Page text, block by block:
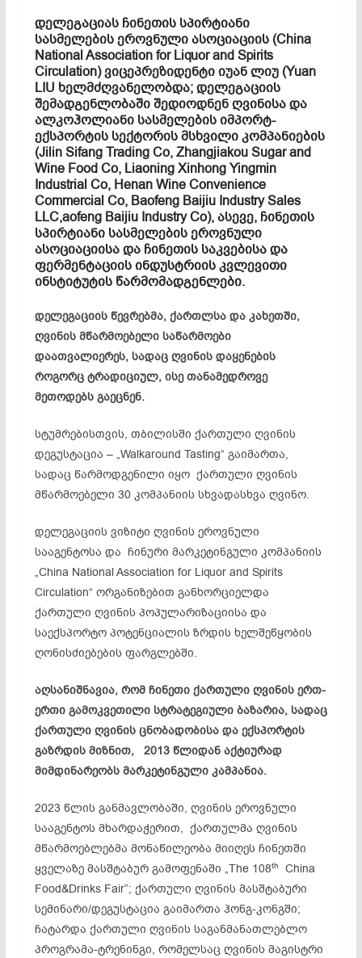
დელეგაციას ჩინეთის სპირტიანი
სასმელების ეროვნული ასოციაციის (China
National Association for Liquor and Spirits
Circulation) ვიცეპრეზიდენტი იუან ლიუ (Yuan
LIU ხელმძღვანელობდა; დელეგაციის
შემადგენლობაში შედიოდნენ ღვინისა და
ალკოჰოლიანი სასმელების იმპორტ-
ექსპორტის სექტორის მსხვილი კომპანიების
(Jilin Sifang Trading Co, Zhangjiakou Sugar and
Wine Food Co, Liaoning Xinhong Yingmin
Industrial Co, Henan Wine Convenience
Commercial Co, Baofeng Baijiu Industry Sales
LLC,aofeng Baijiu Industry Co), ასევე, ჩინეთის
სპირტიანი სასმელების ეროვნული
ასოციაციისა და ჩინეთის საკვებისა და
ფერმენტაციის ინდუსტრიის კვლევითი
ინსტიტუტის წარმომადგენლები.
დელეგაციის წევრებმა, ქართლსა და კახეთში,
ღვინის მწარმოებელი საწარმოები
დაათვალიერეს, სადაც ღვინის დაყენების
როგორც ტრადიციულ, ისე თანამედროვე
მეთოდებს გაეცნენ.
სტუმრებისთვის, თბილისში ქართული ღვინის
დეგუსტაცია – „Walkaround Tasting“ გაიმართა,
სადაც წარმოდგენილი იყო ქართული ღვინის
მწარმოებელი 30 კომპანიის სხვადასხვა ღვინო.
დელეგაციის ვიზიტი ღვინის ეროვნული
სააგენტოსა და ჩინური მარკეტინგული კომპანიის
„China National Association for Liquor and Spirits
Circulation“ ორგანიზებით განხორციელდა
ქართული ღვინის პოპულარიზაციისა და
საექსპორტო პოტენციალის ზრდის ხელშეწყობის
ღონისძიებების ფარგლებში.
აღსანიშნავია, რომ ჩინეთი ქართული ღვინის ერთ-
ერთი გამოკვეთილი სტრატეგიული ბაზარია, სადაც
ქართული ღვინის ცნობადობისა და ექსპორტის
გაზრდის მიზნით, 2013 წლიდან აქტიურად
მიმდინარეობს მარკეტინგული კამპანია.
2023 წლის განმავლობაში, ღვინის ეროვნული
სააგენტოს მხარდაჭერით, ქართულმა ღვინის
მწარმოებლებმა მონაწილეობა მიიღეს ჩინეთში
ყველაზე მასშტაბურ გამოფენაში „The 108th
China
Food&Drinks Fair”; ქართული ღვინის მასშტაბური
სემინარი/დეგუსტაცია გაიმართა ჰონგ-კონგში;
ჩატარდა ქართული ღვინის საგანმანათლებლო
პროგრამა-ტრენინგი, რომელსაც ღვინის მაგისტრი